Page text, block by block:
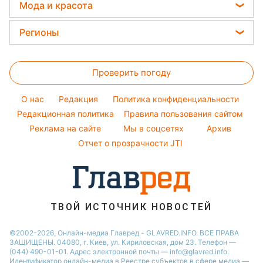
Ани Лорак
Кейт Миддлтон
Виталий Козловский
Погода на завтра
Пылевая буря
Авто
Стирка
Денежная помощь
Тарифы
Курс валют
Мода и красота
Женские стрижки
Окрашивание волос
Красивый маникюр
Модные ошибки
Новости моды
Советы от Андре Тана
Регионы
Новости Полтавы
Новости Сум
Новости Черкассы
Новости Львова
Новости Ровно
Новости Днепра
Новости Запорожья
Новости Тернополя
Новости Одессы
Проверить погоду
O нас Редакция
Политика конфиденциальности
Редакционная политика
Правила пользования сайтом
Реклама на сайте
Мы в соцсетях
Архив
Отчет о прозрачности JTI
ТВОЙ ИСТОЧНИК НОВОСТЕЙ
©2002-2026, Онлайн-медиа Главред - GLAVRED.INFO. ВСЕ ПРАВА
ЗАЩИЩЕНЫ. 04080, г. Киев, ул. Кириловская, дом 23. Телефон —
(044) 490-01-01. Адрес электронной почты — info@glavred.info.
Идентификатор онлайн-медиа в Реестре cубъектов в сфере медиа —